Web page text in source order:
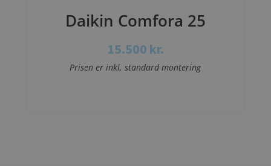
Daikin Comfora 25
15.500 kr.
Prisen er inkl. standard montering